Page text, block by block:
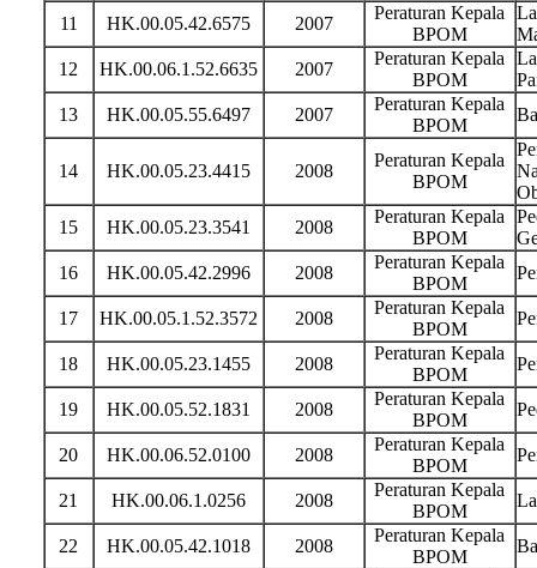
11
HK.00.05.42.6575 2007
Peraturan Kepala
BPOM
12
HK.00.06.1.52.6635 2007
Peraturan Kepala
BPOM
13
HK.00.05.55.6497 2007
Peraturan Kepala
BPOM
14 HK.00.05.23.4415 2008
Peraturan Kepala
BPOM
15
HK.00.05.23.3541 2008
Peraturan Kepala
BPOM
16
HK.00.05.42.2996 2008
Peraturan Kepala
BPOM
17 HK.00.05.1.52.3572 2008
Peraturan Kepala
BPOM
18 HK.00.05.23.1455 2008
Peraturan Kepala
BPOM
19 HK.00.05.52.1831 2008
Peraturan Kepala
BPOM
20 HK.00.06.52.0100 2008
Peraturan Kepala
BPOM
21 HK.00.06.1.0256 2008
Peraturan Kepala
BPOM
22 HK.00.05.42.1018 2008
Peraturan Kepala
BPOM